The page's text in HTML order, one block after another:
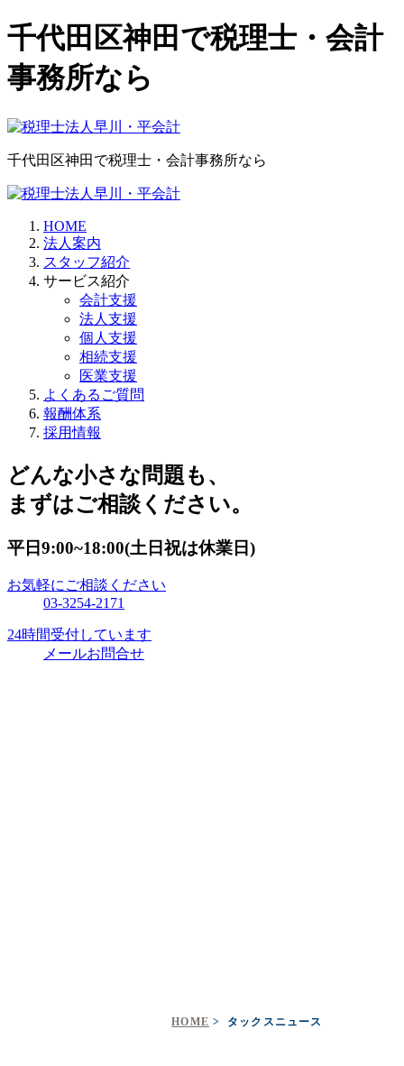
千代田区神田で税理士・会計
事務所なら
千代田区神田で税理士・会計事務所なら
HOME
法人案内
スタッフ紹介
サービス紹介
会計支援
法人支援
個人支援
相続支援
医業支援
よくあるご質問
報酬体系
採用情報
どんな小さな問題も、
まずはご相談ください。
平日9:00~18:00(土日祝は休業日)
お気軽にご相談ください
03-3254-2171
24時間受付しています
メールお問合せ
HOME タックスニュース